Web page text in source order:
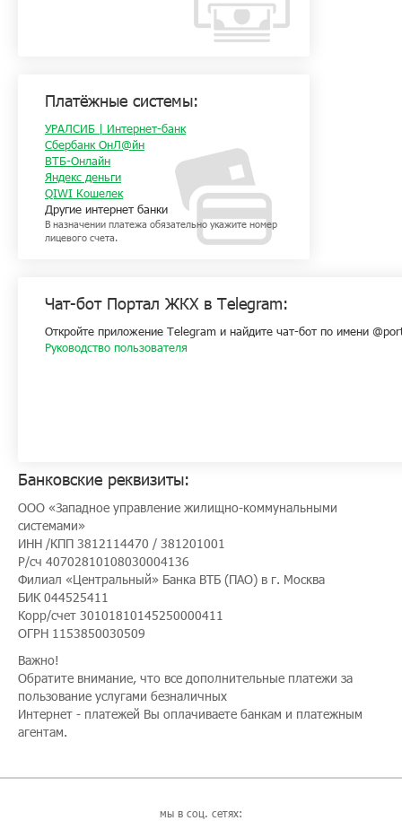
Платёжные системы:
УРАЛСИБ | Интернет-банк
Сбербанк ОнЛ@йн
ВТБ-Онлайн
Яндекс деньги
QIWI Кошелек
Другие интернет банки
В назначении платежа обязательно укажите номер
лицевого счета.
Чат-бот Портал ЖКХ в Telegram:
Откройте приложение Telegram и найдите чат-бот по имени
Руководство пользователя
Банковские реквизиты:
ООО «Западное управление жилищно-коммунальными
системами»
ИНН /КПП 3812114470 / 381201001
Р/сч 40702810108030004136
Филиал «Центральный» Банка ВТБ (ПАО) в г. Москва
БИК 044525411
Корр/счет 30101810145250000411
ОГРН 1153850030509
Важно!
Обратите внимание, что все дополнительные платежи за
пользование услугами безналичных
Интернет - платежей Вы оплачиваете банкам и платежным
агентам.
мы в соц. сетях: